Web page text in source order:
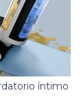
íntimo